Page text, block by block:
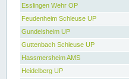
Esslingen Wehr OP
Feudenheim Schleuse UP
Gundelsheim UP
Guttenbach Schleuse UP
Hassmersheim AMS
Heidelberg UP